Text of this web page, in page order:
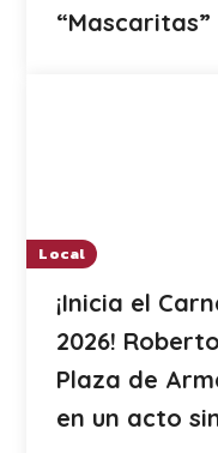
Local
¡Inicia el
2026!
Plaza de
en un acto